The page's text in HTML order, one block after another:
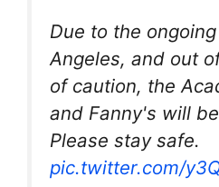
Due to the
Angeles, and out
of caution, the
and Fanny's will
Please stay safe.
pic.twitter.com/